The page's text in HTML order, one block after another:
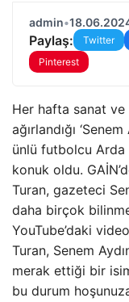
admin•
Paylaş: Twitter
Pinterest
Her hafta sanat ve
ağırlandığı
ünlü futbolcu Arda
konuk oldu.
Turan, gazeteci
daha birçok
YouTube’daki
Turan, Senem
merak ettiği bir
bu durum